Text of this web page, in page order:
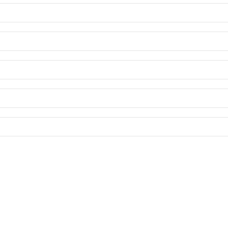
della pelle,
e mancato assorbimento di
dell'ernia iatale, dell'ulcera dello stomaco o delle
salute della persona; negli individui sani i disturbi
persistere più a lungo, in questo caso i farmaci
e rilascia i parassiti. Quindi l'infezione si
contaminata, mangiando cibo contaminato o attraverso
nuota in laghi, fiumi o piscine
o maneggiato da una persona infetta
a contatto con una persona infetta
accidentalmente l'acqua di una piscina contaminata da
utilizzato per la disinfezione delle acque delle
nausea che durano da più di una settimana è
viaggi in zone in cui questo parassita è sempre
di lago, fiume, torrente non depurate), per considerare il
con un
differenti prima di considerare negativi i risultati.
gravi o l'infezione persiste, i medici potrebbero
bere alcolici durante l'assunzione di questo farmaco
ingravidanzaa causa dei possibili effetti negativi
il primo trimestre. Se, invece, il trattamento è
disponibile.
da giardia (giardiasi).
è fondamentale prestare attenzione ad alcuni
da ruscelli o laghi, devono bollirla prima di berla. La
nei paesi industrializzati, ma può causare disturbi
persistere a lungo dopo che l'infezione è stata eliminata
Azienda Unità Sanitaria Locale Bologna.
(CDC).